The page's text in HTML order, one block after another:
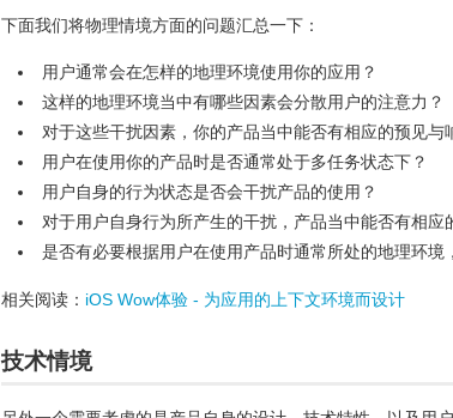
下面我们将物理情境方面的问题汇总一下：
用户通常会在怎样的地理环境使用你的应用？
这样的地理环境当中有哪些因素会分散用户的注意力？
对于这些干扰因素，你的产品当中能否有相应的预见与
用户在使用你的产品时是否通常处于多任务状态下？
用户自身的行为状态是否会干扰产品的使用？
对于用户自身行为所产生的干扰，产品当中能否有相应
是否有必要根据用户在使用产品时通常所处的地理环境
相关阅读： iOS Wow体验 - 为应用的上下文环境而设计
技术情境